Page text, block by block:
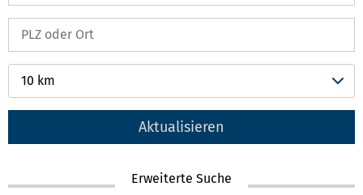
10 km
Aktualisieren
Erweiterte Suche